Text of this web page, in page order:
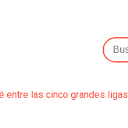
entre las cinco grandes ligas